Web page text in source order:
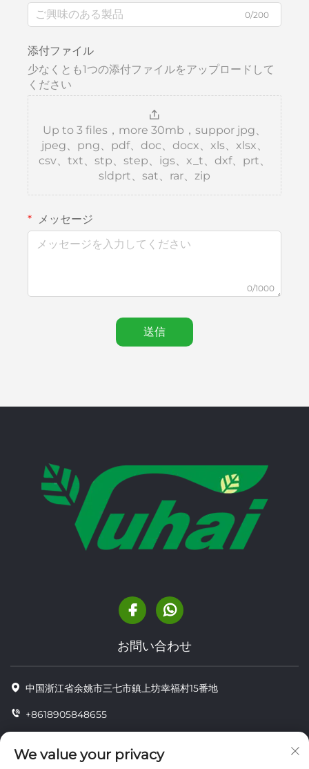
0/200
添付ファイル
少なくとも1つの添付ファイルをアップロードして
ください
Up to 3 files，more 30mb，suppor jpg、
jpeg、png、pdf、doc、docx、xls、xlsx、
csv、txt、stp、step、igs、x_t、dxf、prt、
sldprt、sat、rar、zip
メッセージ
0/1000
送信
お問い合わせ
中国浙江省余姚市三七市鎮上坊幸福村15番地
+8618905848655
[email protected]
We value your privacy